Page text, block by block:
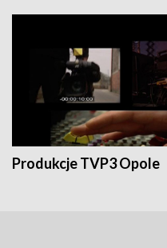
Produkcje TVP3 Opole